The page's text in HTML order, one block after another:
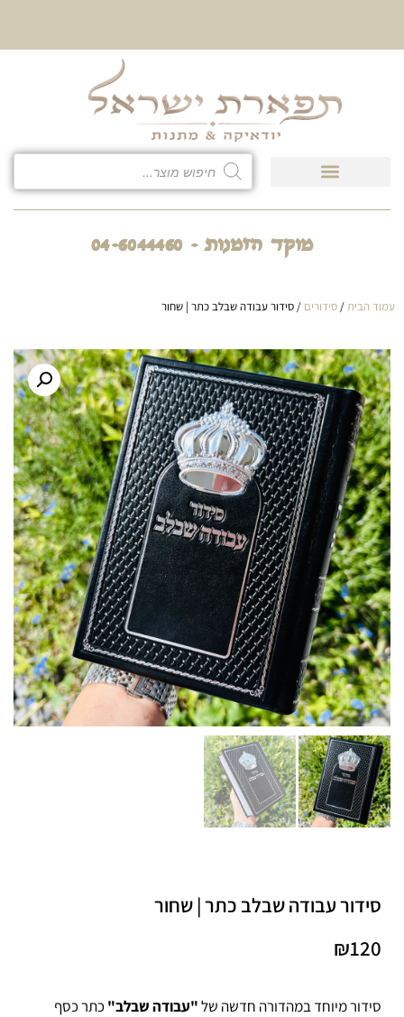
מוקד הזמנות - 04-6044460
עמוד הבית/ סידורים / סידור עבודה שבלב כתר | שחור
סידור עבודה שבלב כתר | שחור
₪120
סידור מיוחד במהדורה חדשה של"עבודה שבלב" כתר כסף